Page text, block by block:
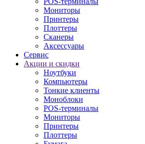
Мониторы
Принтеры
Плоттеры
Сканеры
Аксессуары
Сервис
Акции и скидки
Ноутбуки
Компьютеры
Тонкие клиенты
Моноблоки
POS-терминалы
Мониторы
Принтеры
Плоттеры